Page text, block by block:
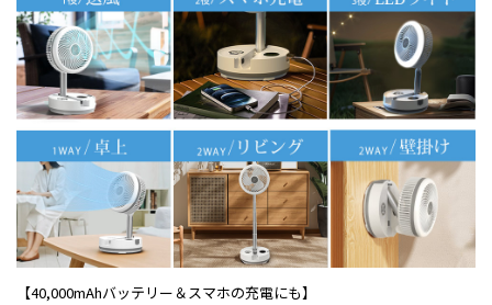
【40,000mAhバッテリー＆スマホの充電にも】